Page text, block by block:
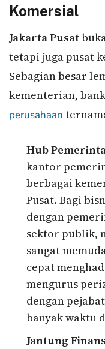
Komersial
Jakarta Pusat
tetapi juga pusat
Sebagian besar
kementerian,
perusahaan
Hub
kantor
berbagai
Pusat. Bagi
dengan
sektor publik,
sangat
cepat
mengurus
dengan
banyak waktu
Jantung